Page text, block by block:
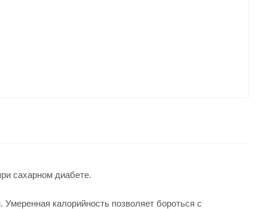
сахарном диабете.
калорийность позволяет бороться с